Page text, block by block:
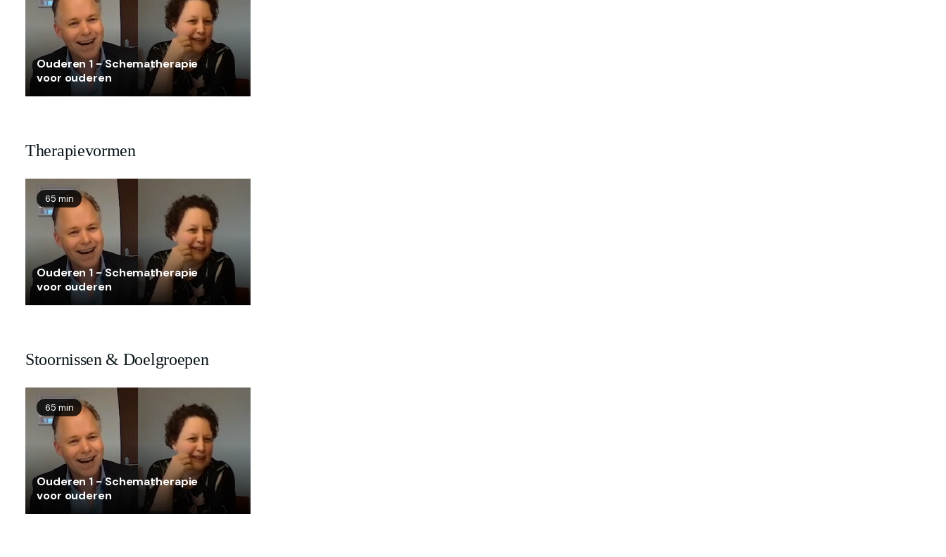
Ouderen 1 - Schematherapie
voor ouderen
Therapievormen
65 min
Ouderen 1 - Schematherapie
voor ouderen
Stoornissen & Doelgroepen
65 min
Ouderen 1 - Schematherapie
voor ouderen